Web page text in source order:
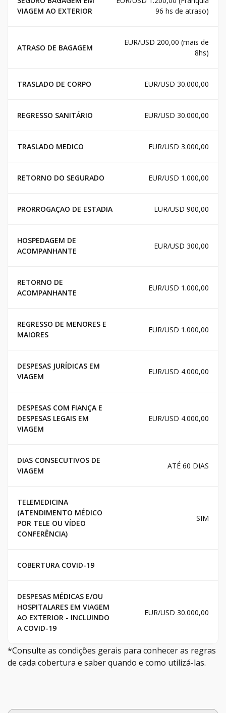
VIAGEM AO EXTERIOR
96 hs de atraso)
ATRASO DE BAGAGEM
EUR/USD 200,00 (mais de
8hs)
TRASLADO DE CORPO EUR/USD 30.000,00
REGRESSO SANITÁRIO EUR/USD 30.000,00
TRASLADO MEDICO EUR/USD 3.000,00
RETORNO DO SEGURADO EUR/USD 1.000,00
PRORROGAÇAO DE ESTADIA EUR/USD 900,00
HOSPEDAGEM DE
ACOMPANHANTE
EUR/USD 300,00
RETORNO DE
ACOMPANHANTE
EUR/USD 1.000,00
REGRESSO DE MENORES E
MAIORES
EUR/USD 1.000,00
DESPESAS JURÍDICAS EM
VIAGEM
EUR/USD 4.000,00
DESPESAS COM FIANÇA E
DESPESAS LEGAIS EM
VIAGEM
EUR/USD 4.000,00
DIAS CONSECUTIVOS DE
VIAGEM
ATÉ 60 DIAS
TELEMEDICINA
(ATENDIMENTO MÉDICO
POR TELE OU VÍDEO
CONFERÊNCIA)
SIM
COBERTURA COVID-19
DESPESAS MÉDICAS E/OU
HOSPITALARES EM VIAGEM
AO EXTERIOR - INCLUINDO
A COVID-19
EUR/USD 30.000,00
*Consulte as condições gerais para conhecer as regras
de cada cobertura e saber quando e como utilizá-las.